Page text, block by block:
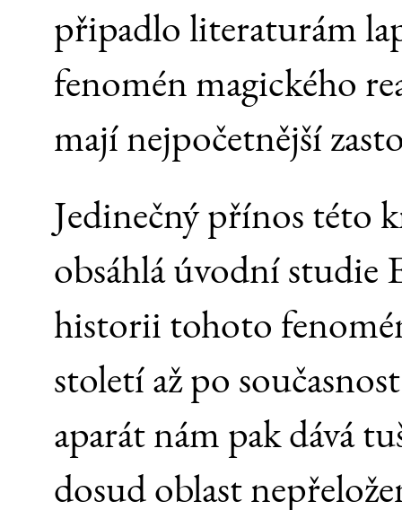
připadlo literaturám
fenomén magického
mají nejpočetnější
Jedinečný přínos této
obsáhlá úvodní studie
historii tohoto
století až po
aparát nám pak dává
dosud oblast